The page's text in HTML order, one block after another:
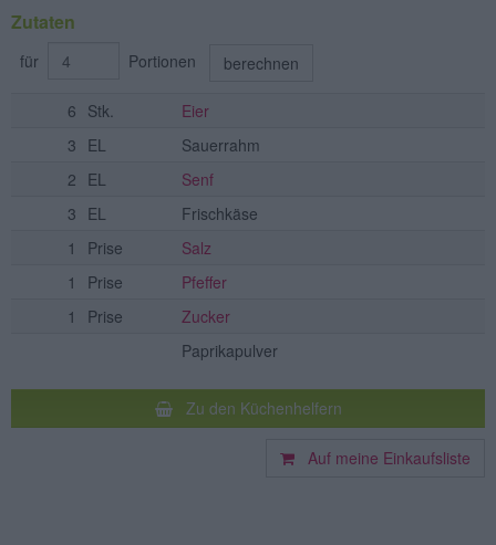
Zutaten
für Portionen berechnen
6 Stk.
Eier
3 EL
Sauerrahm
2 EL
Senf
3 EL
Frischkäse
1
Prise
Salz
1
Prise
Pfeffer
1
Prise
Zucker
Paprikapulver
Zu den Küchenhelfern
Auf meine Einkaufsliste